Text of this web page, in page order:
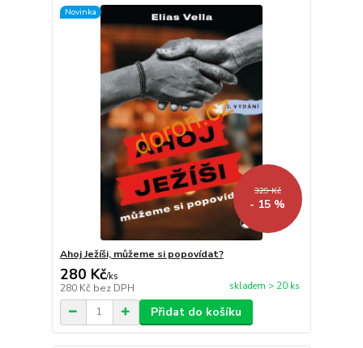
Novinka
329 Kč
- 15 %
Ahoj Ježíši, můžeme si popovídat?
280 Kč/ks
280 Kč bez DPH skladem > 20 ks
Přidat do košíku